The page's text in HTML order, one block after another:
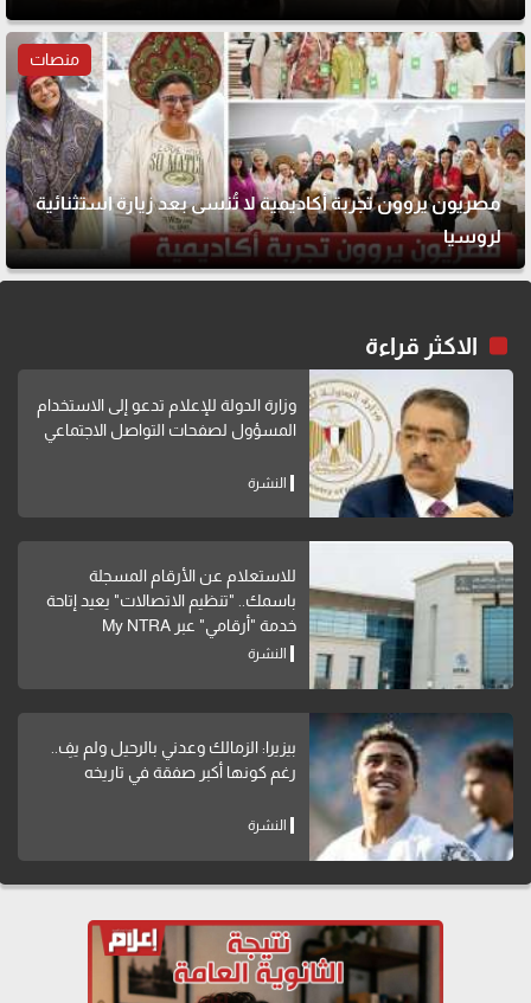
منصات
مصريون يروون تجربة أكاديمية لا تُنسى بعد زيارة استثنائية
لروسيا
الاكثر قراءة
وزارة الدولة للإعلام تدعو إلى الاستخدام
المسؤول لصفحات التواصل الاجتماعي
النشرة
للاستعلام عن الأرقام المسجلة
باسمك.. "تنظيم الاتصالات" يعيد إتاحة
خدمة "أرقامي" عبر My NTRA
النشرة
بيزيرا: الزمالك وعدني بالرحيل ولم يفِ..
رغم كونها أكبر صفقة في تاريخه
النشرة